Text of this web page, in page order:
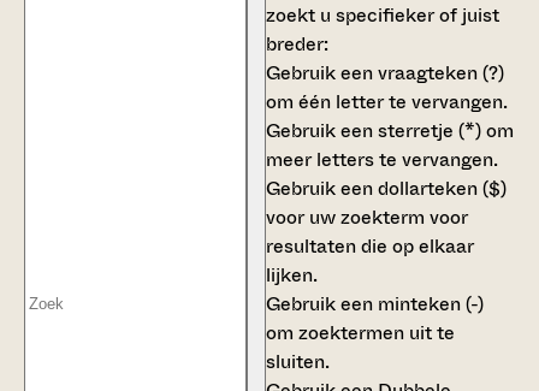
zoekt u specifieker of juist
breder:
Gebruik eenvraagteken (?)
om één letter te vervangen.
Gebruik eensterretje (*)om
meer letters te vervangen.
Gebruik eendollarteken ($)
voor uw zoekterm voor
resultaten die op elkaar
lijken.
Gebruik een minteken (-)
om zoektermen uit te
sluiten.